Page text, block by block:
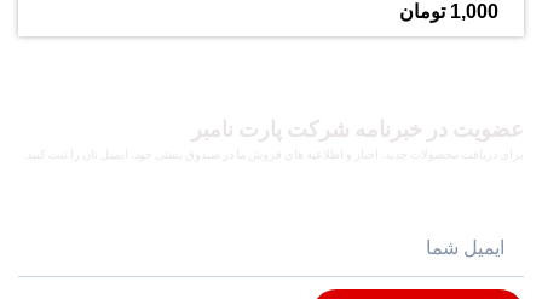
1,000 تومان
عضویت در خبرنامه شرکت پارت نامبر
برای دریافت محصولات جدید، اخبار و اطلاعیه های فروش ما در صندوق پستی خود، ایمیل تان را ثبت کنید.